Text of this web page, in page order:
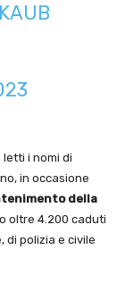
i nomi di
in occasione
della
oltre 4.200 caduti
di polizia e civile